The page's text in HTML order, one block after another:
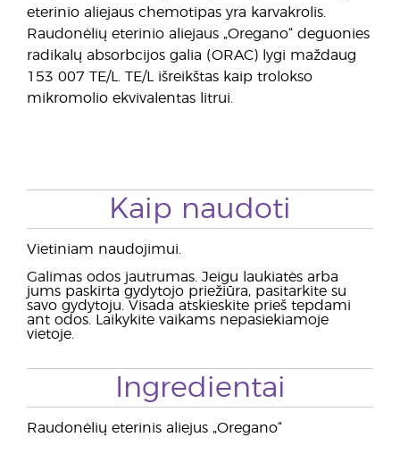
eterinio aliejaus chemotipas yra karvakrolis.
Raudonėlių eterinio aliejaus „Oregano“ deguonies
radikalų absorbcijos galia (ORAC) lygi maždaug
153 007 TE/L. TE/L išreikštas kaip trolokso
mikromolio ekvivalentas litrui.
Kaip naudoti
Vietiniam naudojimui.
Galimas odos jautrumas. Jeigu laukiatės arba
jums paskirta gydytojo priežiūra, pasitarkite su
savo gydytoju. Visada atskieskite prieš tepdami
ant odos. Laikykite vaikams nepasiekiamoje
vietoje.
Ingredientai
Raudonėlių eterinis aliejus „Oregano“